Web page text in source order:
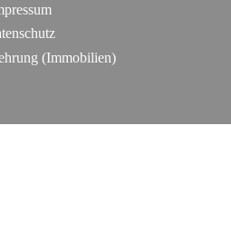
(Immobilien)